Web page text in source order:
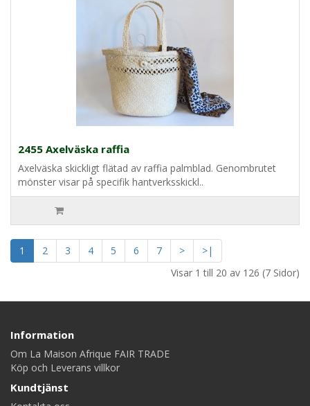
2455 Axelväska raffia
Axelväska skickligt flätad av raffia palmblad. Genombrutet
mönster visar på specifik hantverksskickl..
1 2 3 4 5 6 7 >
>|
Visar 1 till 20 av 126 (7 Sidor)
Information
Om La Maison Afrique FAIR TRADE
Köp och Leverans villkor
Kundtjänst